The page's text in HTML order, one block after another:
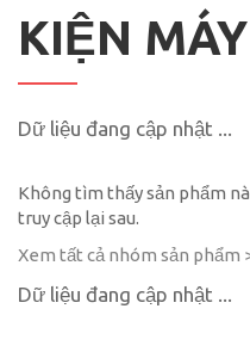
KIỆN
Dữ liệu đang cập nhật ...
Không tìm thấy sản phẩm
truy cập lại sau.
Xem tất cả nhóm sản phẩm
Dữ liệu đang cập nhật ...